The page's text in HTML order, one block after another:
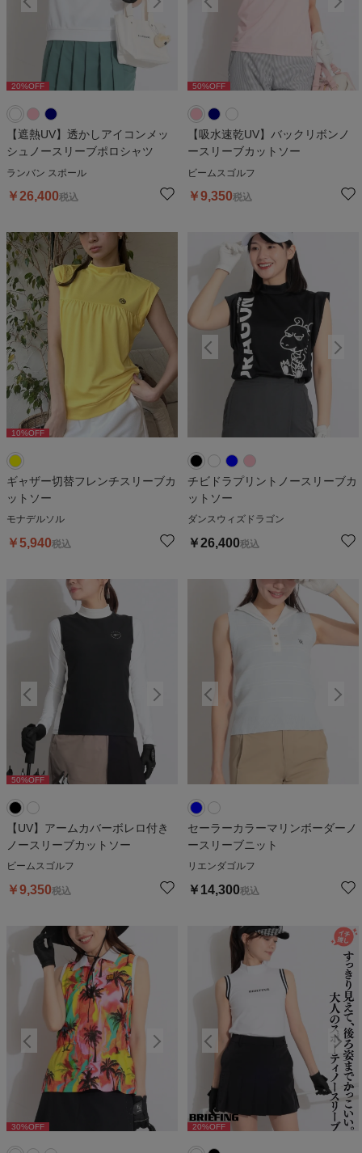
20%OFF %OFF
【遮熱UV】透かしアイコンメッ
シュノースリーブポロシャツ
ランバン スポール
￥26,400税込
50%OFF 50%OFF
【吸水速乾UV】バックリボンノ
ースリーブカットソー
ビームスゴルフ
￥9,350税込
10%OFF
ギャザー切替フレンチスリーブカ
ットソー
モナデルソル
￥5,940税込
チビドラプリントノースリーブカ
ットソー
ダンスウィズドラゴン
￥26,400税込
50%OFF
【UV】アームカバーボレロ付き
ノースリーブカットソー
ビームスゴルフ
￥9,350税込
セーラーカラーマリンボーダーノ
ースリーブニット
リエンダゴルフ
￥ 14,300税込
30%OFF %OFF
20%OFF 20%OFF